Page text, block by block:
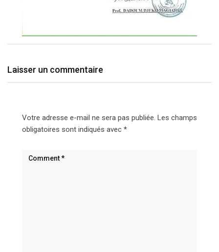
Laisser un commentaire
Votre adresse e-mail ne sera pas publiée. Les champs
obligatoires sont indiqués avec *